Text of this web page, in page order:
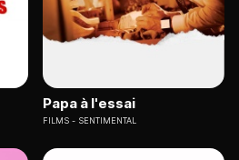
Papa à l'essai
FILMS SENTIMENTAL